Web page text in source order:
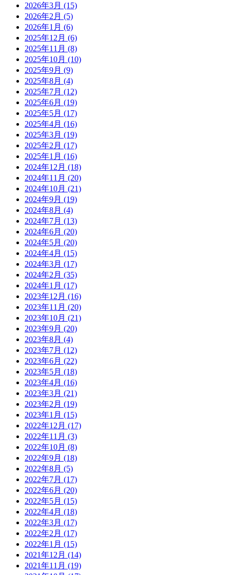
2026年3月 (15)
2026年2月 (5)
2026年1月 (6)
2025年12月 (6)
2025年11月 (8)
2025年10月 (10)
2025年9月 (9)
2025年8月 (4)
2025年7月 (12)
2025年6月 (19)
2025年5月 (17)
2025年4月 (16)
2025年3月 (19)
2025年2月 (17)
2025年1月 (16)
2024年12月 (18)
2024年11月 (20)
2024年10月 (21)
2024年9月 (19)
2024年8月 (4)
2024年7月 (13)
2024年6月 (20)
2024年5月 (20)
2024年4月 (15)
2024年3月 (17)
2024年2月 (35)
2024年1月 (17)
2023年12月 (16)
2023年11月 (20)
2023年10月 (21)
2023年9月 (20)
2023年8月 (4)
2023年7月 (12)
2023年6月 (22)
2023年5月 (18)
2023年4月 (16)
2023年3月 (21)
2023年2月 (19)
2023年1月 (15)
2022年12月 (17)
2022年11月 (3)
2022年10月 (8)
2022年9月 (18)
2022年8月 (5)
2022年7月 (17)
2022年6月 (20)
2022年5月 (15)
2022年4月 (18)
2022年3月 (17)
2022年2月 (17)
2022年1月 (15)
2021年12月 (14)
2021年11月 (19)